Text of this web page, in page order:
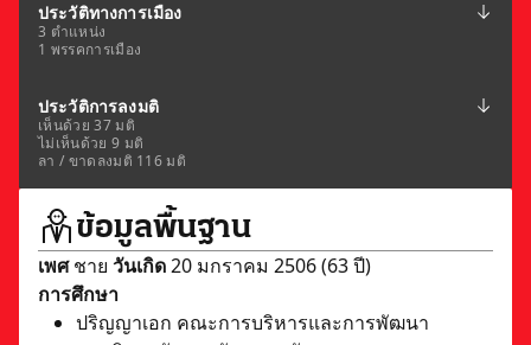
ประวัติทางการเมือง
3 ตำแหน่ง
1 พรรคการเมือง
ประวัติการลงมติ
เห็นด้วย 37 มติ
ไม่เห็นด้วย 9 มติ
ลา / ขาดลงมติ 116 มติ
ข้อมูลพื้นฐาน
เพศชาย วันเกิด20 มกราคม 2506 (63 ปี)
การศึกษา
ปริญญาเอก คณะการบริหารและการพัฒนา